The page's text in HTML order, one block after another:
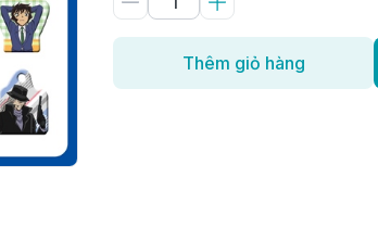
Thêm giỏ hàng